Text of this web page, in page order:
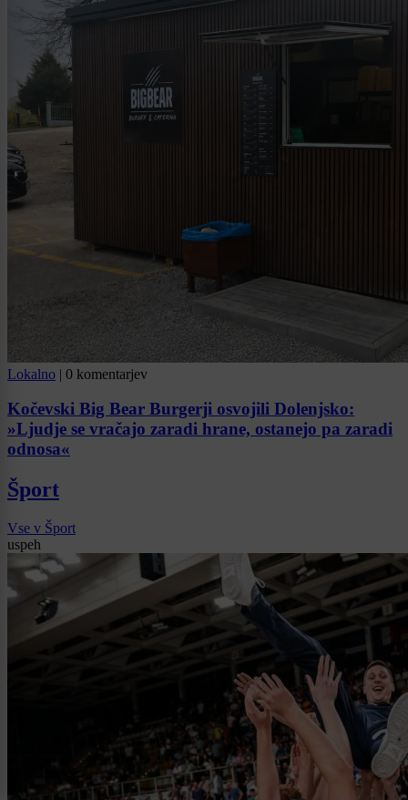
Lokalno | 0 komentarjev
Kočevski Big Bear Burgerji osvojili Dolenjsko:
»Ljudje se vračajo zaradi hrane, ostanejo pa zaradi
odnosa«
Šport
Vse v Šport
uspeh